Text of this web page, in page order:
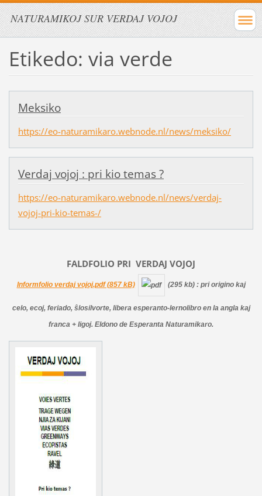
NATURAMIKOJ SUR VERDAJ VOJOJ
Etikedo: via verde
Meksiko
https://eo-naturamikaro.webnode.nl/news/meksiko/
Verdaj vojoj : pri kio temas ?
https://eo-naturamikaro.webnode.nl/news/verdaj-
vojoj-pri-kio-temas-/
FALDFOLIO PRI VERDAJ VOJOJ
Informfolio verdaj vojoj.pdf (857 kB) (295 kb) : pri origino kaj
celo, ecoj, feriado, ŝlosilvorte, libera esperanto-lernolibro en la angla kaj
franca + ligoj. Eldono de Esperanta Naturamikaro.